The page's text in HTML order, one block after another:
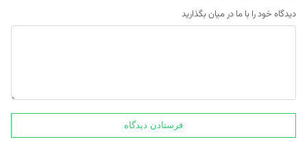
دیدگاه خود را با ما در میان بگذارید